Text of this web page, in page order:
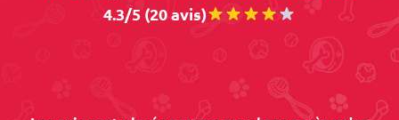
4.3/5 (20 avis)